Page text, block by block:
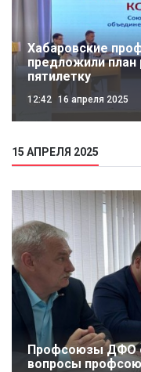
Хабаровские
предложили
пятилетку
12:42 16 апреля 2025
15 АПРЕЛЯ 2025
Профсоюзы ДФО
вопросы